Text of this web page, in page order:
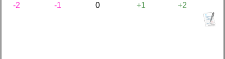
-2 -1 0 +1 +2